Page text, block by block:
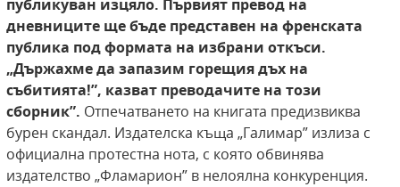
публикуван изцяло. Първият превод на
дневниците ще бъде представен на френската
публика под формата на избрани откъси.
„Държахме да запазим горещия дъх на
събитията!”, казват преводачите на този
сборник”. Отпечатването на книгата предизвиква
бурен скандал. Издателска къща „Галимар” излиза с
официална протестна нота, с която обвинява
издателство „Фламарион” в нелоялна конкуренция.